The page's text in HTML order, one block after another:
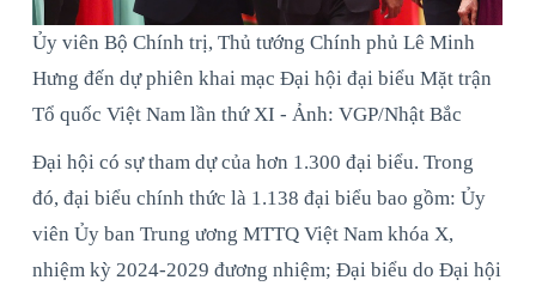
Ủy viên Bộ Chính trị, Thủ tướng Chính phủ Lê Minh
Hưng đến dự phiên khai mạc Đại hội đại biểu Mặt trận
Tổ quốc Việt Nam lần thứ XI - Ảnh: VGP/Nhật Bắc
Đại hội có sự tham dự của hơn 1.300 đại biểu. Trong
đó, đại biểu chính thức là 1.138 đại biểu bao gồm: Ủy
viên Ủy ban Trung ương MTTQ Việt Nam khóa X,
nhiệm kỳ 2024-2029 đương nhiệm; Đại biểu do Đại hội